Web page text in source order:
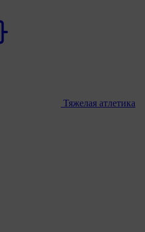
Тяжелая атлетика